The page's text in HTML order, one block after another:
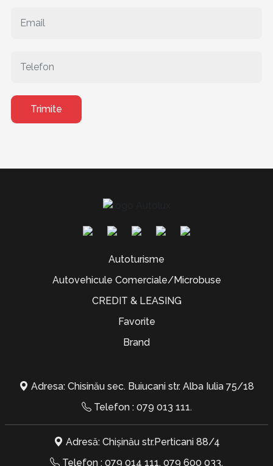
Trimite
Autoturisme
Autovehicule Comerciale/Microbuse
CREDIT & LEASING
Favorite
Brand
Adresa: Chisinău sec. Buiucani str. Alba Iulia 75/18
Telefon : 079 013 111.
Adresă: Chișinău str.Perticani 88/4
Telefon : 079 014 111, 079 600 033.